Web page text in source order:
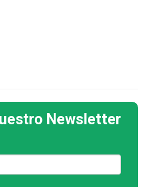
Newsletter